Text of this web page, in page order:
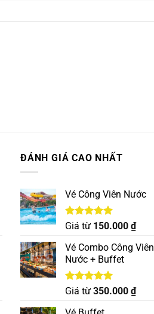
ĐÁNH GIÁ CAO NHẤT
Vé Công Viên Nước
Được xếp
5 sao
Giá từ 150.000 ₫
Vé Combo Công Viên
Nước + Buffet
Được xếp
5 sao
Giá từ 350.000 ₫